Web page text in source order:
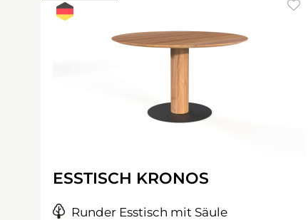
ESSTISCH KRONOS
Runder Esstisch mit Säule